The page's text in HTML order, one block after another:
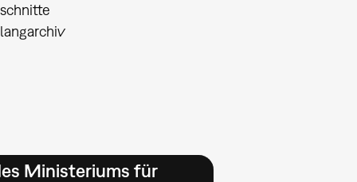
Ministeriums für